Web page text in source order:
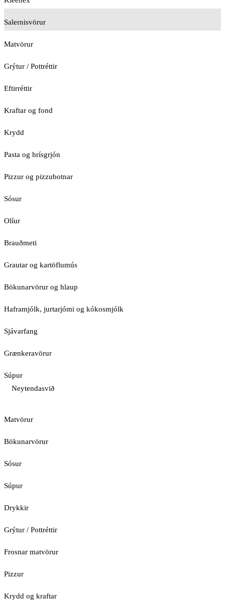
Salernisvörur
Matvörur
Grýtur / Pottréttir
Eftirréttir
Kraftar og fond
Krydd
Pasta og hrísgrjón
Pizzur og pizzubotnar
Sósur
Olíur
Brauðmeti
Grautar og kartöflumús
Bökunarvörur og hlaup
Haframjólk, jurtarjómi og kókosmjólk
Sjávarfang
Grænkeravörur
Súpur
Neytendasvið
Matvörur
Bökunarvörur
Sósur
Súpur
Drykkir
Grýtur / Pottréttir
Frosnar matvörur
Pizzur
Krydd og kraftar